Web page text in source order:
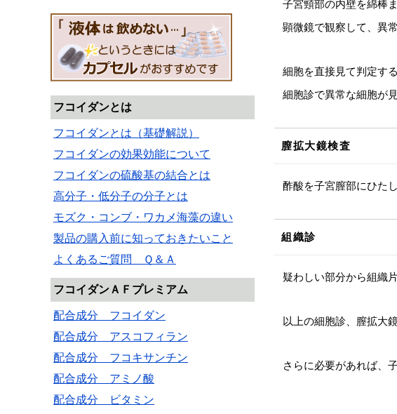
子宮頸部の内壁を綿棒
顕微鏡で観察して、異
細胞を直接見て判定す
細胞診で異常な細胞が
膣拡大鏡検査
酢酸を子宮膣部にひた
組織診
疑わしい部分から組織
以上の細胞診、膣拡大
さらに必要があれば、
フコイダンとは
フコイダンとは（基礎解説）
フコイダンの効果効能について
フコイダンの硫酸基の結合とは
高分子・低分子の分子とは
モズク・コンブ・ワカメ海藻の違い
製品の購入前に知っておきたいこと
よくあるご質問 Ｑ＆Ａ
フコイダンＡＦプレミアム
配合成分 フコイダン
配合成分 アスコフィラン
配合成分 フコキサンチン
配合成分 アミノ酸
配合成分 ビタミン